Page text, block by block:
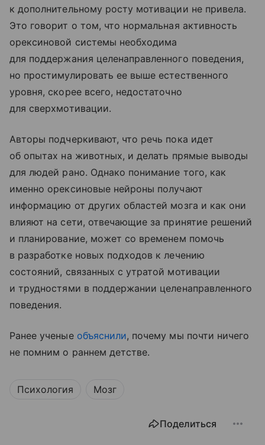
к дополнительному росту мотивации не привела.
Это говорит о том, что нормальная активность
орексиновой системы необходима
для поддержания целенаправленного поведения,
но простимулировать ее выше естественного
уровня, скорее всего, недостаточно
для сверхмотивации.
Авторы подчеркивают, что речь пока идет
об опытах на животных, и делать прямые выводы
для людей рано. Однако понимание того, как
именно орексиновые нейроны получают
информацию от других областей мозга и как они
влияют на сети, отвечающие за принятие решений
и планирование, может со временем помочь
в разработке новых подходов к лечению
состояний, связанных с утратой мотивации
и трудностями в поддержании целенаправленного
поведения.
Ранее ученые объяснили, почему мы почти ничего
не помним о раннем детстве.
Психология Мозг
Поделиться